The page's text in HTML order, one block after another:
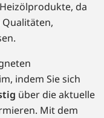
da
indem Sie sich
über die aktuelle
Mit dem